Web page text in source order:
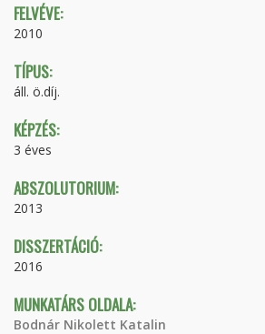
FELVÉVE:
2010
TÍPUS:
áll. ö.díj.
KÉPZÉS:
3 éves
ABSZOLUTORIUM:
2013
DISSZERTÁCIÓ:
2016
MUNKATÁRS OLDALA:
Bodnár Nikolett Katalin